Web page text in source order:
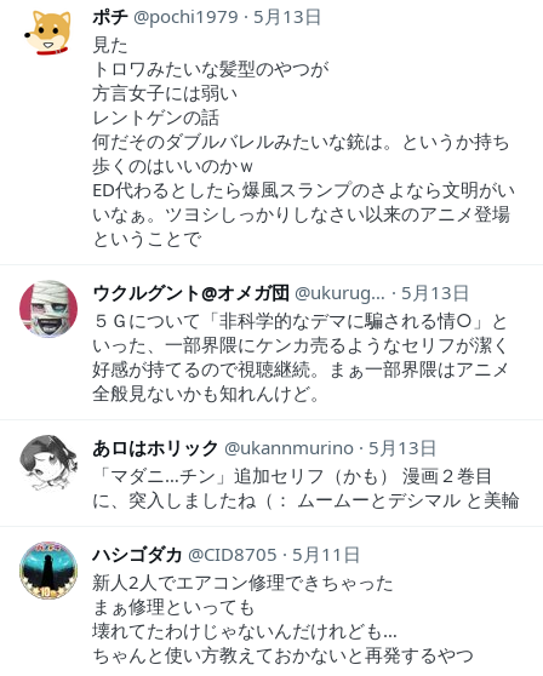
ポチ pochi1979
5月13日
見た
トロワみたいな髪型のやつが
方言女子には弱い
レントゲンの話
何だそのダブルバレルみたいな銃は。というか持ち
歩くのはいいのかｗ
ED代わるとしたら爆風スランプのさよなら文明がい
いなぁ。ツヨシしっかりしなさい以来のアニメ登場
ということで
ウクルグント@オメガ団 ukurugund
5月13日
５Ｇについて「非科学的なデマに騙される情○」と
いった、一部界隈にケンカ売るようなセリフが潔く
好感が持てるので視聴継続。まぁ一部界隈はアニメ
全般見ないかも知れんけど。
あロはホリック ukannmurino
5月13日
「マダニ…チン」追加セリフ（かも） 漫画２巻目
に、突入しましたね（： ムームーとデシマル と美輪
ハシゴダカ CID8705
5月11日
新人2人でエアコン修理できちゃった
まぁ修理といっても
壊れてたわけじゃないんだけれども…
ちゃんと使い方教えておかないと再発するやつ